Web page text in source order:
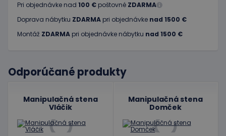
Pri objednávke nad 100 € poštovné ZDARMA
Doprava nábytku ZDARMA pri objednávke nad 1500 €
Montáž ZDARMA pri objednávke nábytku nad 1500 €
Odporúčané produkty
Manipulačná stena
Vláčik
Manipulačná stena
Domček